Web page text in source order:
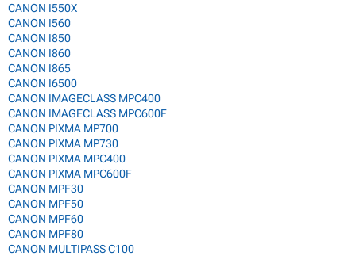
CANON I550X
CANON I560
CANON I850
CANON I860
CANON I865
CANON I6500
CANON IMAGECLASS MPC400
CANON IMAGECLASS MPC600F
CANON PIXMA MP700
CANON PIXMA MP730
CANON PIXMA MPC400
CANON PIXMA MPC600F
CANON MPF30
CANON MPF50
CANON MPF60
CANON MPF80
CANON MULTIPASS C100